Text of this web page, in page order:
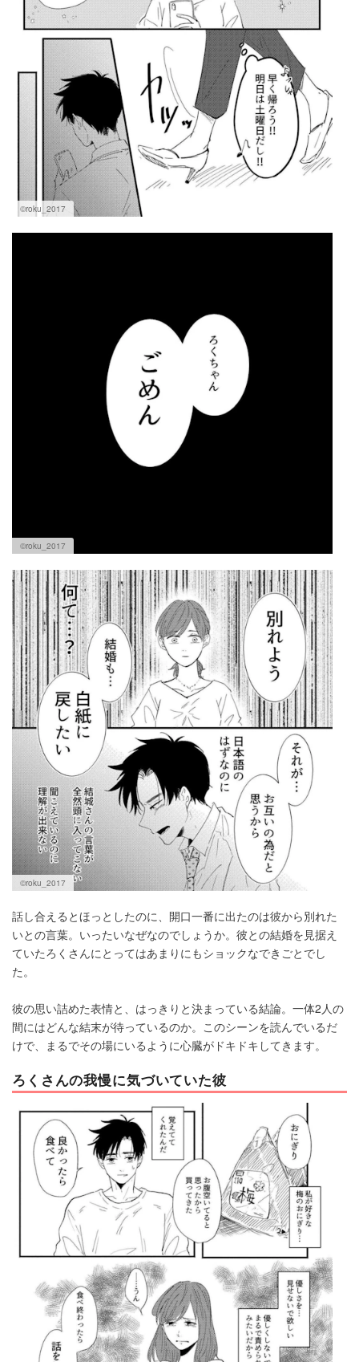
©roku_2017
©roku_2017
©roku_2017
話し合えるとほっとしたのに、開口一番に出たのは彼から別れた
いとの言葉。いったいなぜなのでしょうか。彼との結婚を見据え
ていたろくさんにとってはあまりにもショックなできごとでし
た。
彼の思い詰めた表情と、はっきりと決まっている結論。一体2人の
間にはどんな結末が待っているのか。このシーンを読んでいるだ
けで、まるでその場にいるように心臓がドキドキしてきます。
ろくさんの我慢に気づいていた彼